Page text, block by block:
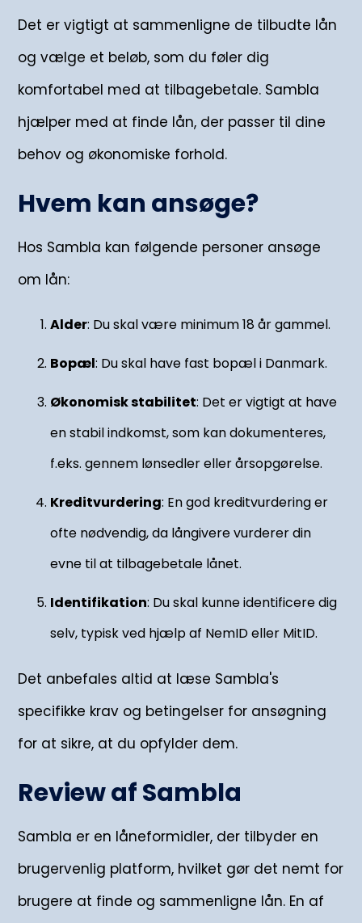
Det er vigtigt at sammenligne de tilbudte lån
og vælge et beløb, som du føler dig
komfortabel med at tilbagebetale. Sambla
hjælper med at finde lån, der passer til dine
behov og økonomiske forhold.
Hvem kan ansøge?
Hos Sambla kan følgende personer ansøge
om lån:
Alder: Du skal være minimum 18 år gammel.
Bopæl: Du skal have fast bopæl i Danmark.
Økonomisk stabilitet: Det er vigtigt at have
en stabil indkomst, som kan dokumenteres,
f.eks. gennem lønsedler eller årsopgørelse.
Kreditvurdering: En god kreditvurdering er
ofte nødvendig, da långivere vurderer din
evne til at tilbagebetale lånet.
Identifikation: Du skal kunne identificere dig
selv, typisk ved hjælp af NemID eller MitID.
Det anbefales altid at læse Sambla's
specifikke krav og betingelser for ansøgning
for at sikre, at du opfylder dem.
Review af Sambla
Sambla er en låneformidler, der tilbyder en
brugervenlig platform, hvilket gør det nemt for
brugere at finde og sammenligne lån. En af